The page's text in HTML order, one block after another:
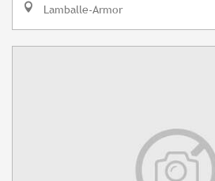
Lamballe-Armor